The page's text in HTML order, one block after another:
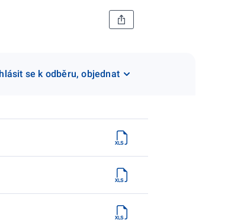
se k odběru, objednat